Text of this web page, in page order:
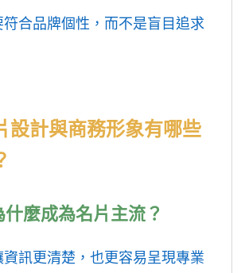
符合品牌個性，而不是盲目追求
設計與商務形象有哪些
麼成為名片主流？
訊更清楚，也更容易呈現專業